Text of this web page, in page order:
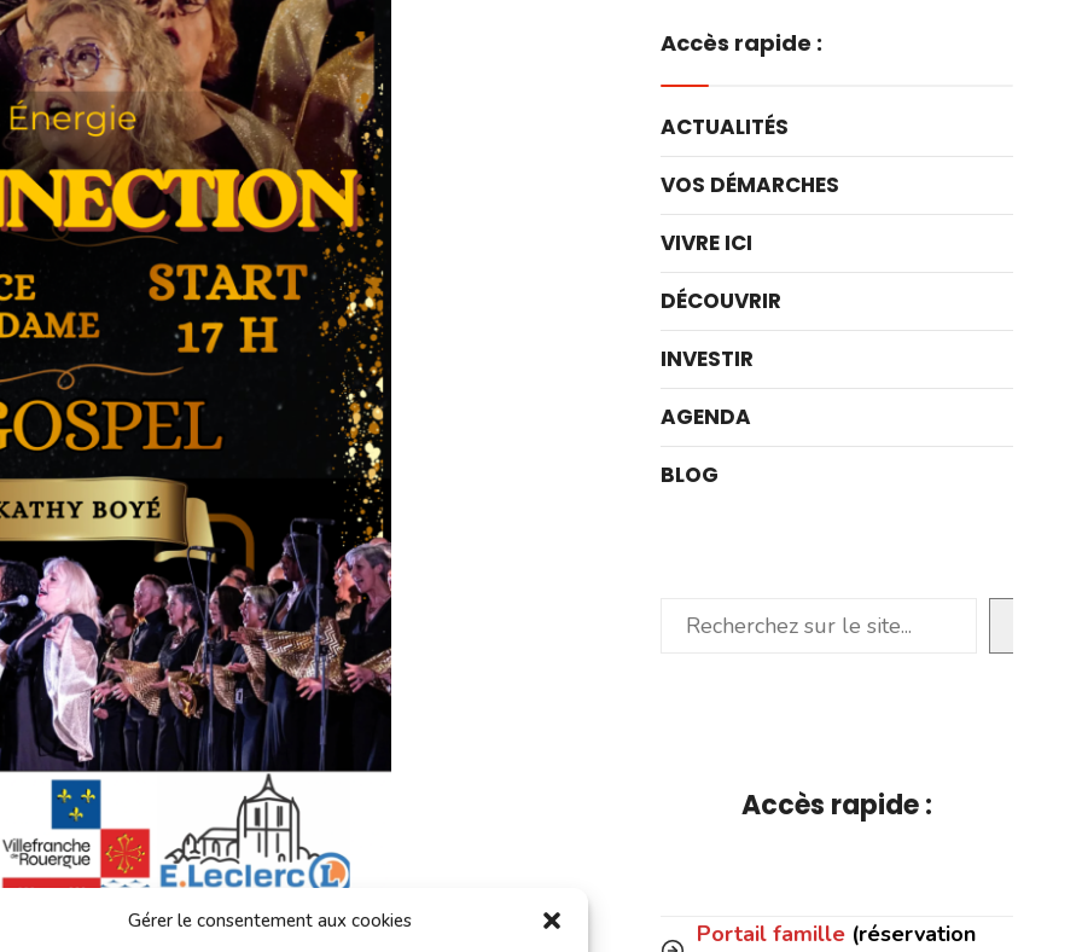
Gérer le consentement aux cookies
Accès rapide :
ACTUALITÉS
VOS DÉMARCHES
VIVRE ICI
DÉCOUVRIR
INVESTIR
AGENDA
BLOG
Rechercher
Accès rapide :
Portail famille (réservation